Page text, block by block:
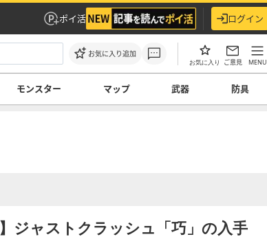
ポイ活 ログイン
お気に入り追加
お気に入り ご意見 MENU
モンスター マップ 武器 防具
ジャストクラッシュ「巧」の入手